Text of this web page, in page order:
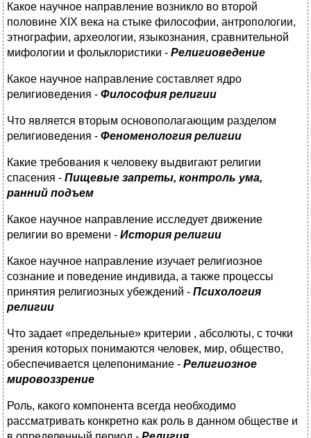
Какое научное направление возникло во второй
половине XIX века на стыке философии, антропологии,
этнографии, археологии, языкознания, сравнительной
мифологии и фольклористики - Религиоведение
Какое научное направление составляет ядро
религиоведения - Философия религии
Что является вторым основополагающим разделом
религиоведения - Феноменология религии
Какие требования к человеку выдвигают религии
спасения - Пищевые запреты, контроль ума,
ранний подъем
Какое научное направление исследует движение
религии во времени - История религии
Какое научное направление изучает религиозное
сознание и поведение индивида, а также процессы
принятия религиозных убеждений - Психология
религии
Что задает «предельные» критерии , абсолюты, с точки
зрения которых понимаются человек, мир, общество,
обеспечивается целепонимание - Религиозное
мировоззрение
Роль, какого компонента всегда необходимо
рассматривать конкретно как роль в данном обществе и